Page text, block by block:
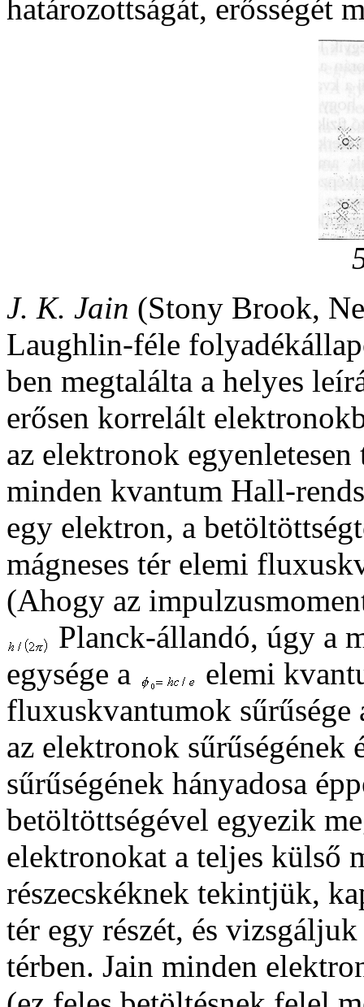
határozottságát, erősségét
J. K. Jain (Stony Brook,
Laughlin-féle
ben megtalálta a helyes
erősen korrelált
az elektronok
minden kvantum Hall-
egy elektron, a
mágneses tér elemi
(Ahogy az
Planck-állandó, úgy a
egysége a
elemi
fluxuskvantumok sűrűsége
az elektronok sűrűségének
sűrűségének hányadosa
betöltöttségével egyezik
elektronokat a teljes külső
részecskéknek tekintjük,
tér egy részét, és
térben. Jain minden